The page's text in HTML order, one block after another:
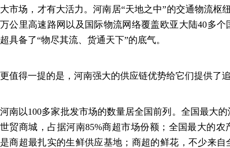
大市场，才有大活力。河南居“天地之中”的交通物流枢
万公里高速路网以及国际物流网络覆盖欧亚大陆40多
超具备了“物尽其流、货通天下”的底气。
更值得一提的是，河南强大的供应链优势给它们提供了
河南以100多家批发市场的数量居全国前列。全国最大
世贸商城，占据河南85%商超市场份额；全国最大的
是商超最扎实的生鲜供应基地；商超的鲜花，不少来